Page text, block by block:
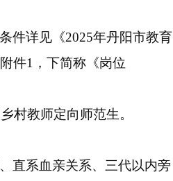
件详见《2025年丹阳市教育
附件1 ， 下简称《岗位
村教师定向师范生。
直系血亲关系、三代以内旁